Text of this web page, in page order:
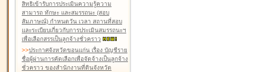
สิทธิเข้ารับการประเมินความรู้ความ
สามารถ ทักษะ และสมรรถนะ (สอบ
สัมภาษณ์) กำหนดวัน เวลา สถานที่สอบ
และระเบียบเกี่ยวกับการประเมินสมรรถนะฯ
เพื่อเลือกสรรเป็นลูกจ้างชั่วคราว
>>ประกาศจังหวัดขอนแก่น เรื่อง บัญชีราย
ชื่อผู้ผ่านการคัดเลือกเพื่อจัดจ้างเป็นลูกจ้าง
ชั่วคราว ของสำนักงานที่ดินจังหวัด